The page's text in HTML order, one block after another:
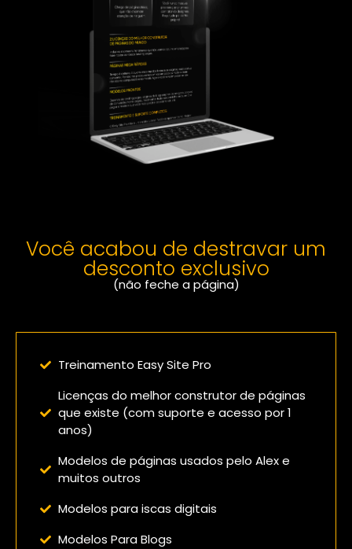
Você acabou de destravar um
desconto exclusivo
(não feche a página)
Confira o que você vai receber:
Treinamento Easy Site Pro
Licenças do melhor construtor de páginas
que existe (com suporte e acesso por 1
anos)
Modelos de páginas usados pelo Alex e
muitos outros
Modelos para iscas digitais
Modelos Para Blogs